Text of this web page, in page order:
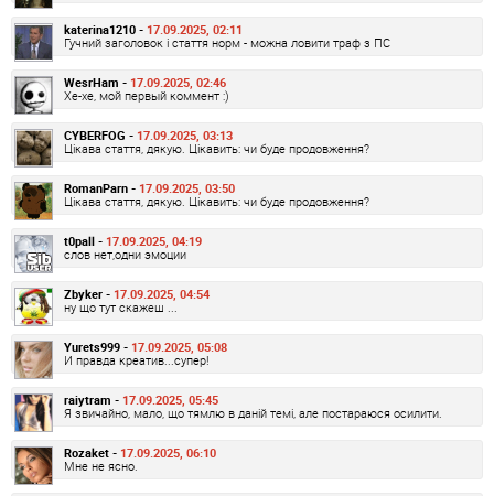
katerina1210 - 17.09.2025, 02:11
Гучний заголовок і стаття норм - можна ловити траф з ПС
WesrHam - 17.09.2025, 02:46
Хе-хе, мой первый коммент :)
CYBERFOG - 17.09.2025, 03:13
Цікава стаття, дякую. Цікавить: чи буде продовження?
RomanParn - 17.09.2025, 03:50
Цікава стаття, дякую. Цікавить: чи буде продовження?
t0pall - 17.09.2025, 04:19
слов нет,одни эмоции
Zbyker - 17.09.2025, 04:54
ну що тут скажеш ...
Yurets999 - 17.09.2025, 05:08
И правда креатив...супер!
raiytram - 17.09.2025, 05:45
Я звичайно, мало, що тямлю в даній темі, але постараюся осилити.
Rozaket - 17.09.2025, 06:10
Мне не ясно.